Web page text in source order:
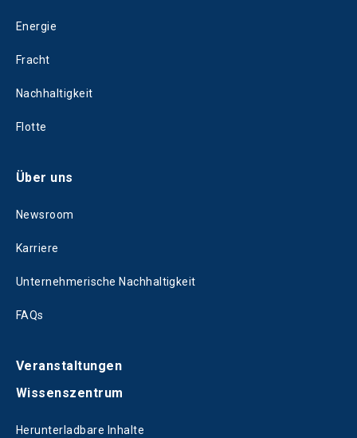
Energie
Fracht
Nachhaltigkeit
Flotte
Über uns
Newsroom
Karriere
Unternehmerische Nachhaltigkeit
FAQs
Veranstaltungen
Wissenszentrum
Herunterladbare Inhalte